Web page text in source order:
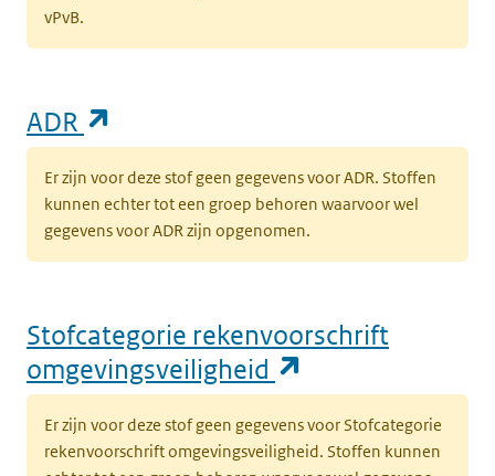
vPvB.
ADR
Er zijn voor deze stof geen gegevens voor ADR. Stoffen
kunnen echter tot een groep behoren waarvoor wel
gegevens voor ADR zijn opgenomen.
Stofcategorie rekenvoorschrift
omgevingsveiligheid
Er zijn voor deze stof geen gegevens voor Stofcategorie
rekenvoorschrift omgevingsveiligheid. Stoffen kunnen